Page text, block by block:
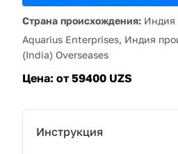
Страна происхождения: Индия
Aquarius Enterprises, Индия
(India) Overseases
Цена: от 59400 UZS
Инструкция